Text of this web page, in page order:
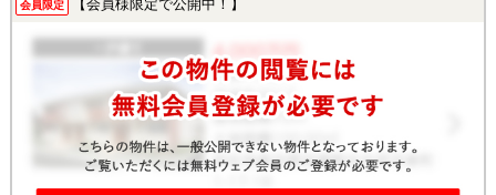
会員限定 【会員様限定で公開中！】